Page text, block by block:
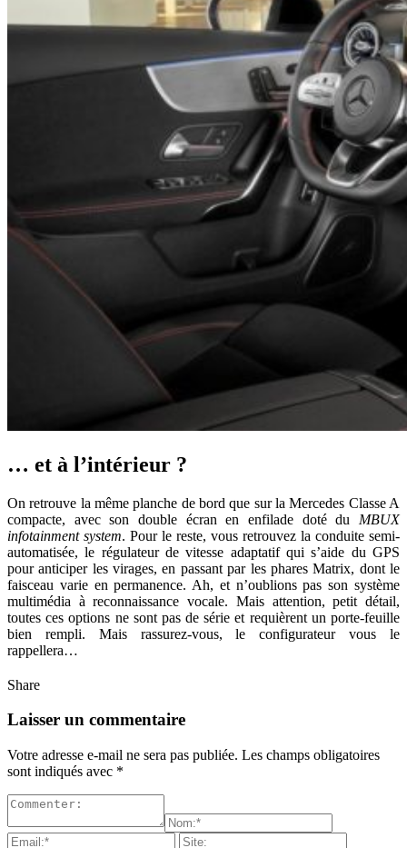
… et à l’intérieur ?
On retrouve la même planche de bord que sur la Mercedes Classe A
compacte, avec son double écran en enfilade doté du MBUX
infotainment system. Pour le reste, vous retrouvez la conduite semi-
automatisée, le régulateur de vitesse adaptatif qui s’aide du GPS
pour anticiper les virages, en passant par les phares Matrix, dont le
faisceau varie en permanence. Ah, et n’oublions pas son système
multimédia à reconnaissance vocale. Mais attention, petit détail,
toutes ces options ne sont pas de série et requièrent un porte-feuille
bien rempli. Mais rassurez-vous, le configurateur vous le
rappellera…
Share
Laisser un commentaire
Votre adresse e-mail ne sera pas publiée. Les champs obligatoires
sont indiqués avec *